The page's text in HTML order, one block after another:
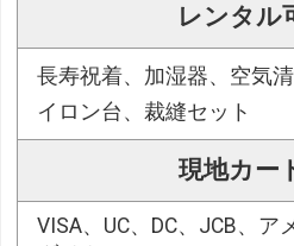
レンタル
長寿祝着、加湿器、空気
イロン台、裁縫セット
現地カー
VISA、UC、DC、JCB、ア